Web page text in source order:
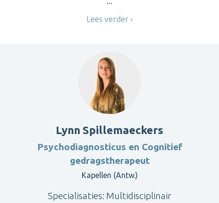
Lees verder
Lynn Spillemaeckers
Psychodiagnosticus en Cognitief
gedragstherapeut
Kapellen (Antw.)
Specialisaties: Multidisciplinair